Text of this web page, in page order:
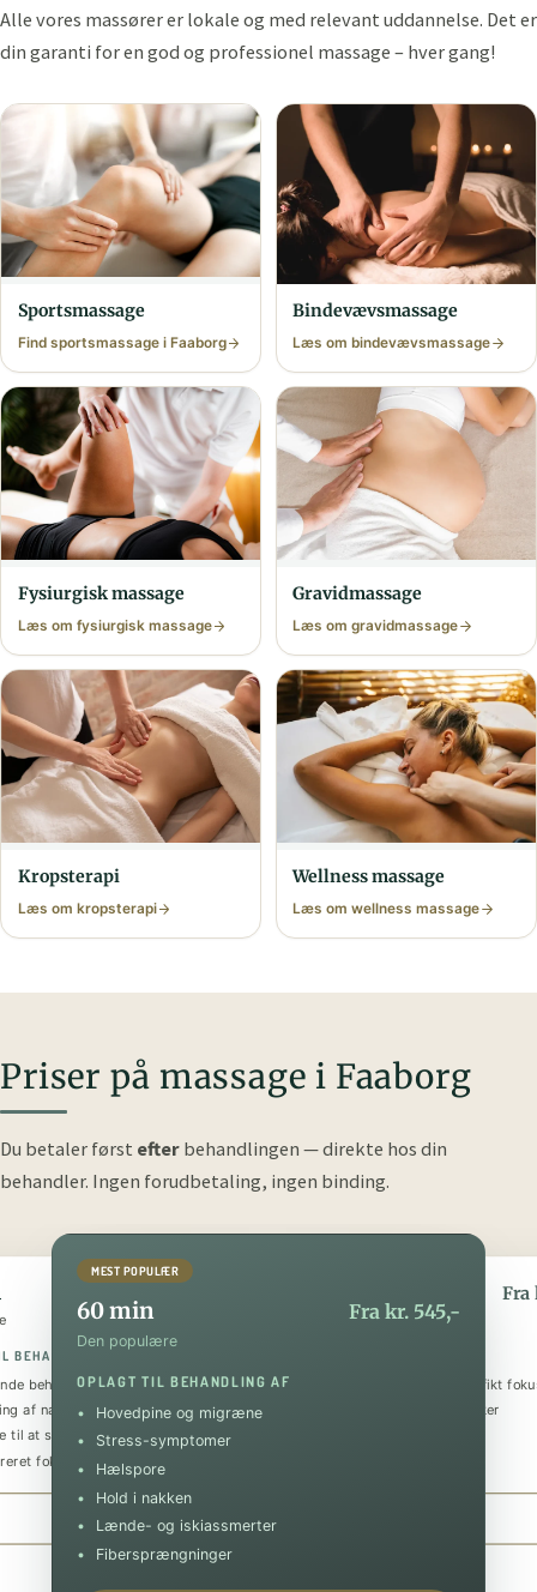
Alle vores massører er lokale og med relevant uddannelse. Det er
din garanti for en god og professionel massage – hver gang!
Sports­massage
Find sports­massage i Faaborg
Bindevævs­massage
Læs om bindevævs­massage
Fysiurgisk massage
Læs om fysiurgisk massage
Gravid­massage
Læs om gravid­massage
Krops­terapi
Læs om krops­terapi
Wellness massage
Læs om wellness massage
Priser på massage i Faaborg
Du betaler først efter behandlingen — direkte hos din
behandler. Ingen forudbetaling, ingen binding.
BEHANDLING AF
behandling
af nakke og skuldre
til at sænke stressniveauet
fokus på specifik skade
Book 30 min
MEST POPULÆR
60 min Fra kr. 545,-
Den populære
OPLAGT TIL BEHANDLING AF
Hovedpine og migræne
Stress-symptomer
Hælspore
Hold i nakken
Lænde- og iskiassmerter
Fibersprængninger
Fra
Den luksuriøse
Helkropsmassage med et specifikt
Behandling af flere problematikker